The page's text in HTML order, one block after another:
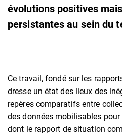
évolutions positives
persistantes au sein du
Ce travail, fondé sur les
dresse un état des lieux des
repères comparatifs entre
des données mobilisables
dont le rapport de situation